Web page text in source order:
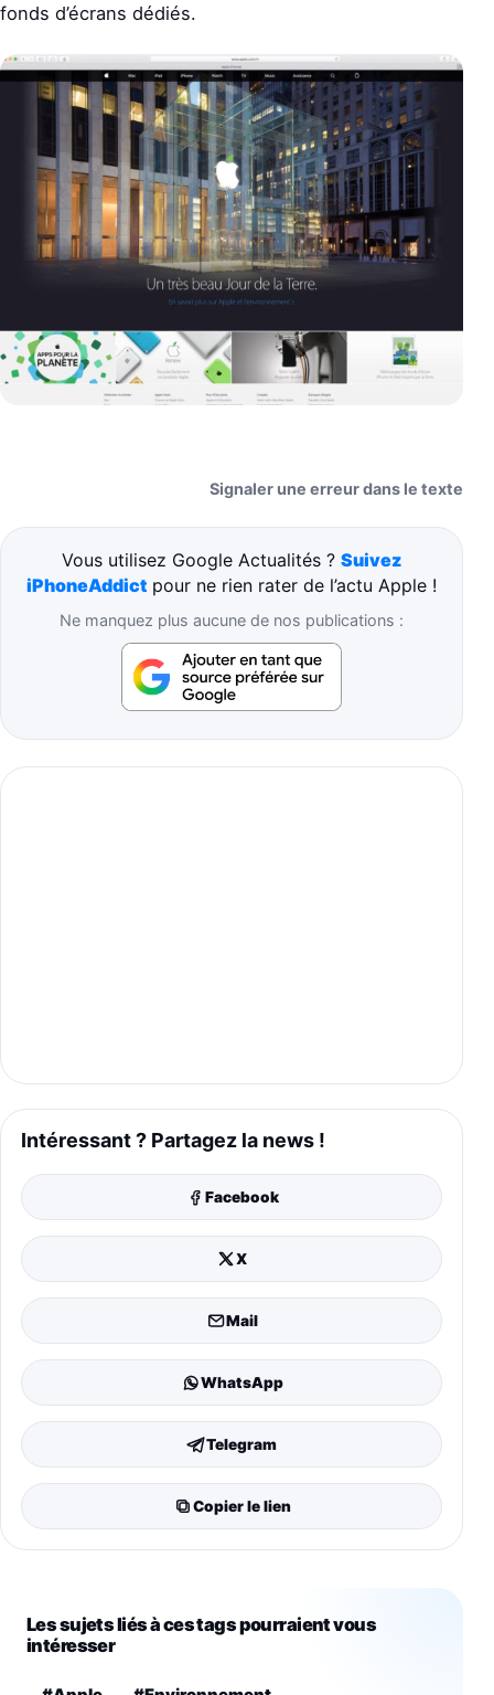
fonds d’écrans dédiés.
Signaler une erreur dans le texte
Vous utilisez Google Actualités ? Suivez
iPhoneAddict pour ne rien rater de l’actu Apple !
Ne manquez plus aucune de nos publications :
Intéressant ? Partagez la news !
Facebook
X
Mail
WhatsApp
Telegram
Copier le lien
Les sujets liés à ces tags pourraient vous
intéresser